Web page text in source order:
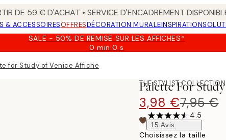
DE 59 € D'ACHAT • SERVICE D'ENCADREMENT
& ACCESSOIRESOFFRESDÉCORATION MURALEINSPIRATION
SALE - 50% DE REMISE SUR LES AFFICHES*
0 min0 s
Valable
for Study of Venice Affiche
THE STYLIST COLLECTION
Palette For
3,98 €7,95 €
4.5
15 Avis
Choisissez la taille